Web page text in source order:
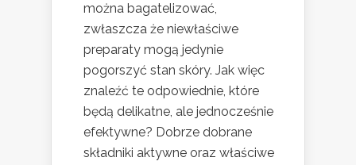
można bagatelizować,
zwłaszcza że niewłaściwe
preparaty mogą jedynie
pogorszyć stan skóry. Jak więc
znaleźć te odpowiednie, które
będą delikatne, ale jednocześnie
efektywne? Dobrze dobrane
składniki aktywne oraz właściwe